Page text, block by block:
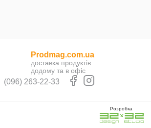
Prodmag.com.ua
доставка продуктів
додому та в офіс
(096) 263-22-33
Розробка